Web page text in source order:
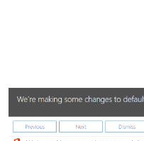
Operation
Smart Working
Efficientamento Aziendale
Project Management